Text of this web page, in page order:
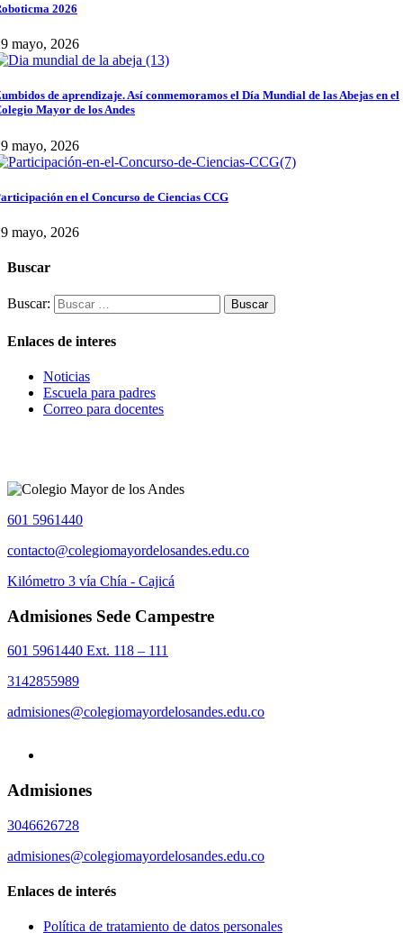
2026
mayo, 2026
de aprendizaje. Así conmemoramos el Día Mundial de las Abejas en el
Mayor de los Andes
mayo, 2026
en el Concurso de Ciencias CCG
mayo, 2026
Buscar
Buscar:
Enlaces de interes
Noticias
Escuela para padres
Correo para docentes
601 5961440
contacto@colegiomayordelosandes.edu.co
Kilómetro 3 vía Chía - Cajicá
Admisiones Sede Campestre
601 5961440 Ext. 118 – 111
3142855989
admisiones@colegiomayordelosandes.edu.co
Admisiones
3046626728
admisiones@colegiomayordelosandes.edu.co
Enlaces de interés
Política de tratamiento de datos personales